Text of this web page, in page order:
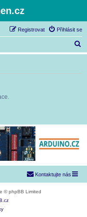
Přihlásit se
Registrovat
l
Kontaktujte nás
© phpBB Limited